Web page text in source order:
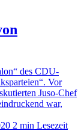
des CDU-
Vor
Juso-Chef
war,
2 min Lesezeit